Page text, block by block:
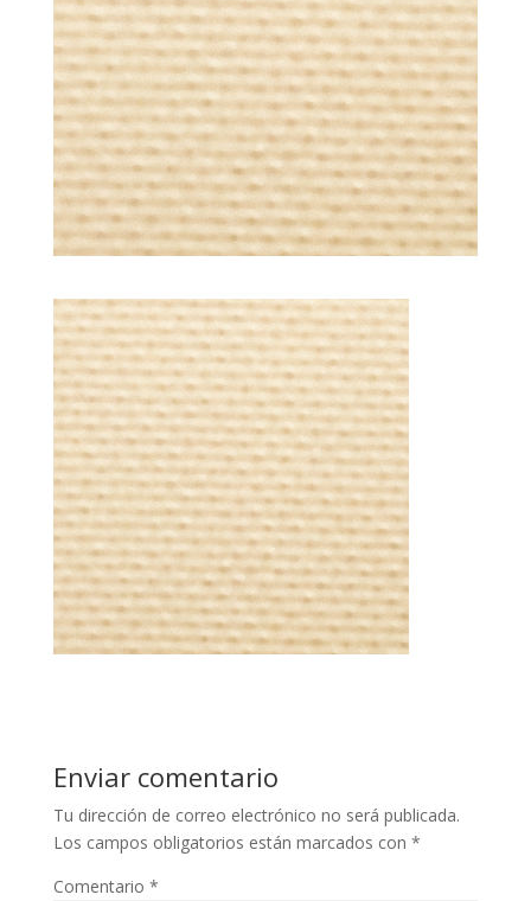
Enviar comentario
Tu dirección de correo electrónico no será publicada.
Los campos obligatorios están marcados con *
Comentario *